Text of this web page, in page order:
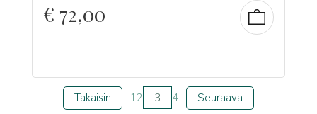
€ 72,00
Takaisin 12 3 4 Seuraava